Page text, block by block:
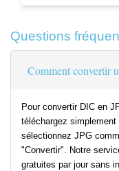
Questions
Comment convertir
Pour convertir DIC en
téléchargez
sélectionnez JPG
"Convertir". Notre
gratuites par jour sans